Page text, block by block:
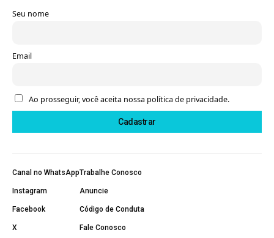
Seu nome
Email
Ao prosseguir, você aceita nossa política de privacidade.
Canal no WhatsApp
Instagram
Facebook
X
Trabalhe Conosco
Anuncie
Código de Conduta
Fale Conosco